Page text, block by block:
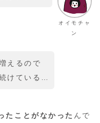
オイモチャ
ン
えるので
けている…
たことがなかった んで